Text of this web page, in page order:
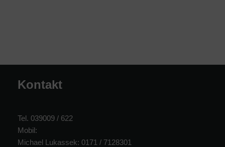
Kontakt
Tel. 039009 / 622
Mobil:
Michael Lukassek: 0171 / 7128301